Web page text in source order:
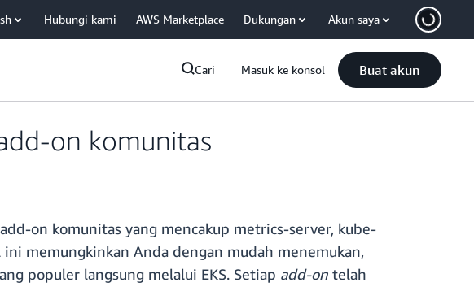
Hubungi kami AWS Marketplace Dukungan Akun saya
Cari Masuk ke konsol Buat akun
on komunitas
on komunitas yang mencakup metrics-server, kube-
memungkinkan Anda dengan mudah menemukan,
populer langsung melalui EKS. Setiap add-on telah